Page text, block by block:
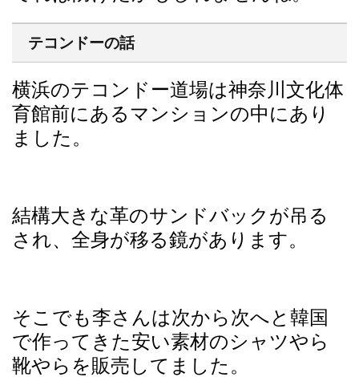
テコンドーの話
横浜のテコンドー道場は神奈川文化体
育館前にあるマンションの中にあり
ました。
結構大きな革のサンドバックが吊る
され、全身が移る鏡があります。
そこでも李さんは次から次へと韓国
で作ってきた安い素材のシャツやら
靴やらを販売してました。